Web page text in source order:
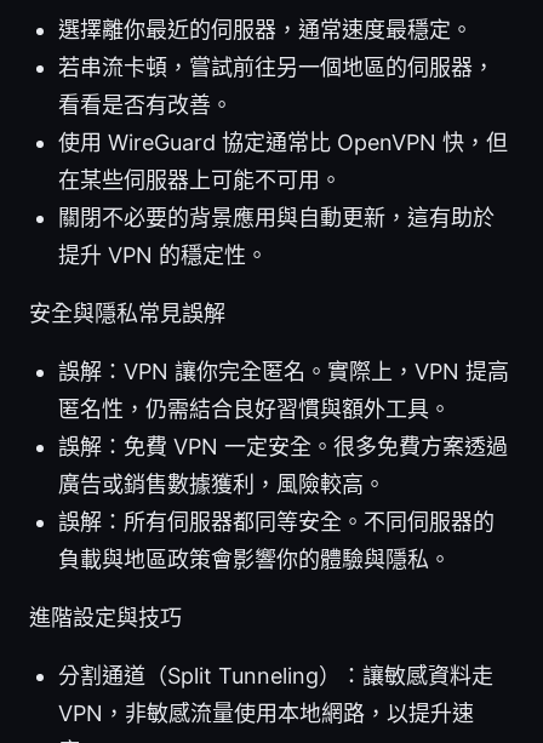
選擇離你最近的伺服器，通常速度最穩定。
若串流卡頓，嘗試前往另一個地區的伺服器，
看看是否有改善。
使用 WireGuard 協定通常比 OpenVPN 快，但
在某些伺服器上可能不可用。
關閉不必要的背景應用與自動更新，這有助於
提升 VPN 的穩定性。
安全與隱私常見誤解
誤解：VPN 讓你完全匿名。實際上，VPN 提高
匿名性，仍需結合良好習慣與額外工具。
誤解：免費 VPN 一定安全。很多免費方案透過
廣告或銷售數據獲利，風險較高。
誤解：所有伺服器都同等安全。不同伺服器的
負載與地區政策會影響你的體驗與隱私。
進階設定與技巧
分割通道（Split Tunneling）：讓敏感資料走
VPN，非敏感流量使用本地網路，以提升速